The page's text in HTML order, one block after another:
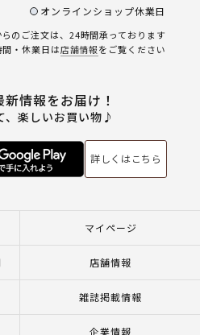
オンラインショップ休業日
のご注文は、24時間承っております
・休業日は店舗情報をご覧ください
情報をお届け！
、楽しいお買い物♪
詳しくはこちら
マイページ
店舗情報
雑誌掲載情報
企業情報